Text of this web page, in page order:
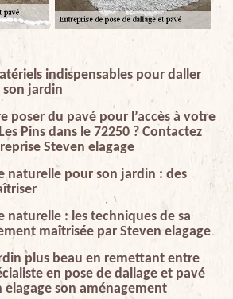
indispensables pour daller
son jardin
poser du pavé pour l’accès à votre
Pins dans le 72250 ? Contactez
Steven elagage
naturelle pour son jardin : des
naturelle : les techniques de sa
maîtrisée par Steven elagage
plus beau en remettant entre
en pose de dallage et pavé
elagage son aménagement